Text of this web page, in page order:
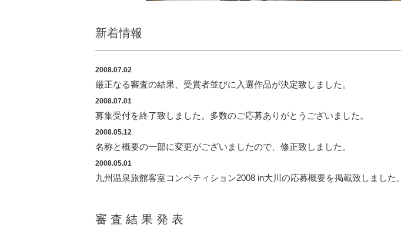
新着情報
2008.07.02
厳正なる審査の結果、受賞者並びに入選作品が決定致しました。
2008.07.01
募集受付を終了致しました。多数のご応募ありがとうございました。
2008.05.12
名称と概要の一部に変更がございましたので、修正致しました。
2008.05.01
九州温泉旅館客室コンペティション2008 in大川の応募概要を掲載致しました。
審 査 結 果 発 表